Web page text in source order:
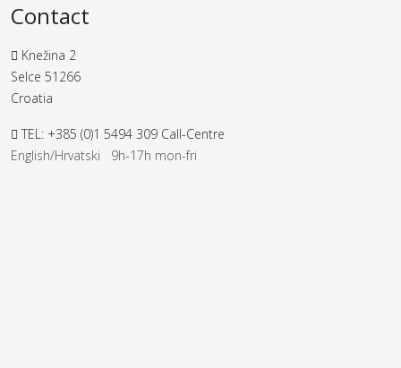
Contact
Knežina 2
Selce 51266
Croatia
TEL: +385 (0)1 5494 309 Call-Centre
English/Hrvatski 9h-17h mon-fri